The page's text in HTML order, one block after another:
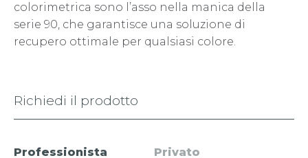
colorimetrica sono l’asso nella manica della
serie 90, che garantisce una soluzione di
recupero ottimale per qualsiasi colore.
Richiedi il prodotto
Professionista Privato